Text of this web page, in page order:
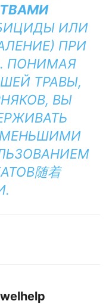
ИЛИ
ПРИ
ПОНИМАЯ
ТРАВЫ,
ВЫ
随着